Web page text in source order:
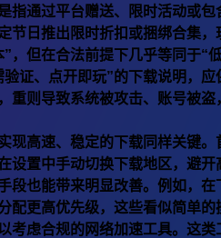
指通过平台赠送、限时活动或
节日推出限时折扣或捆绑合集
，但在合法前提下几乎等同于“
证、点开即玩”的下载说明，
重则导致系统被攻击、账号被盗
现高速、稳定的下载同样关键
设置中手动切换下载地区，避开
段也能带来明显改善。例如，
配更高优先级，这些看似简单的
考虑合规的网络加速工具。这